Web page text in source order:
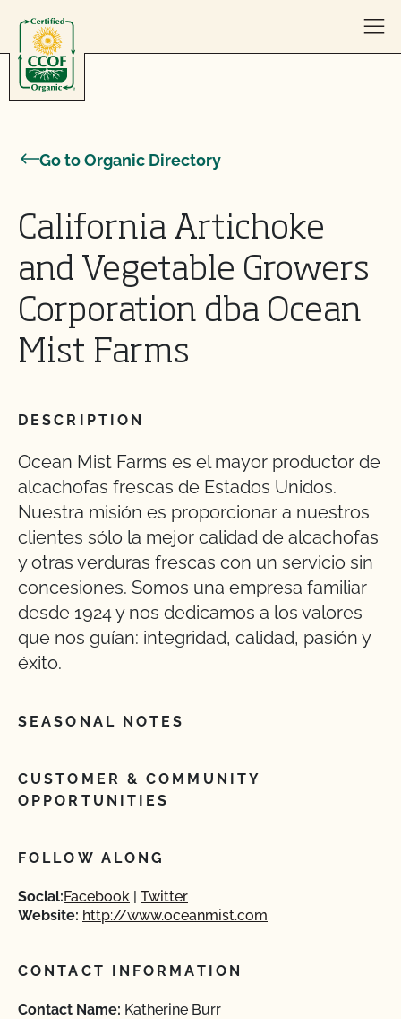
Go to Organic Directory
California Artichoke
and Vegetable Growers
Corporation dba Ocean
Mist Farms
DESCRIPTION
Ocean Mist Farms es el mayor productor de
alcachofas frescas de Estados Unidos.
Nuestra misión es proporcionar a nuestros
clientes sólo la mejor calidad de alcachofas
y otras verduras frescas con un servicio sin
concesiones. Somos una empresa familiar
desde 1924 y nos dedicamos a los valores
que nos guían: integridad, calidad, pasión y
éxito.
SEASONAL NOTES
CUSTOMER & COMMUNITY
OPPORTUNITIES
FOLLOW ALONG
Social:Facebook
Twitter
Website: http://www.oceanmist.com
CONTACT INFORMATION
Contact Name: Katherine Burr